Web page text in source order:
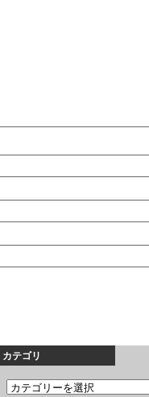
カテゴリ